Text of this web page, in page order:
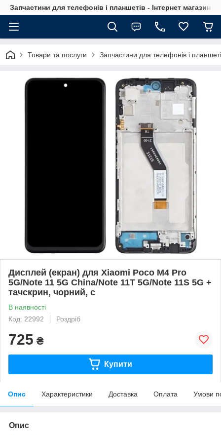
Запчастини для телефонів і планшетів - Інтернет магазин
Товари та послуги Запчастини для телефонів і
Дисплей (екран) для Xiaomi Poco M4 Pro
5G/Note 11 5G China/Note 11T 5G/Note 11S 5G +
тачскрин, чорний, с
В наявності
Код: 22992
Роздріб
725 ₴
Купити
Опис Характеристики Доставка Оплата Умови
Опис